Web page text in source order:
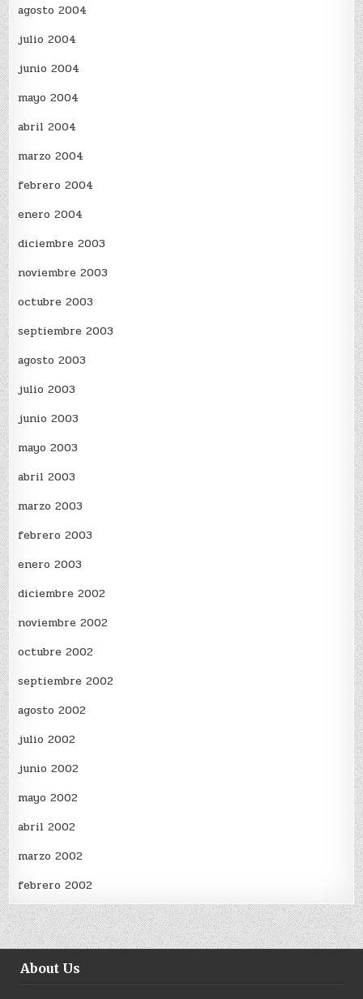
agosto 2004
julio 2004
junio 2004
mayo 2004
abril 2004
marzo 2004
febrero 2004
enero 2004
diciembre 2003
noviembre 2003
octubre 2003
septiembre 2003
agosto 2003
julio 2003
junio 2003
mayo 2003
abril 2003
marzo 2003
febrero 2003
enero 2003
diciembre 2002
noviembre 2002
octubre 2002
septiembre 2002
agosto 2002
julio 2002
junio 2002
mayo 2002
abril 2002
marzo 2002
febrero 2002
About Us